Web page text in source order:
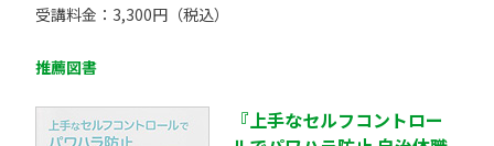
受講料金：3,300円（税込）
推薦図書
『上手なセルフコントロー